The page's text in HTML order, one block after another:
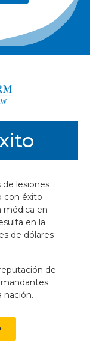
lesiones
con éxito
médica en
en la
de dólares
de
nación.